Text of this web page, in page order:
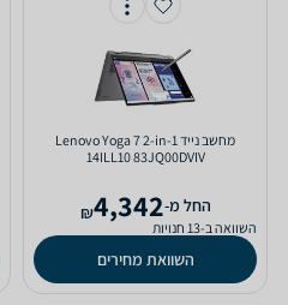
מחשב נייד Lenovo Yoga 7 2-in-1
14ILL10 83JQ00DVIV
‫החל מ-4,342
₪
השוואה ב-13 חנויות
השוואת מחירים